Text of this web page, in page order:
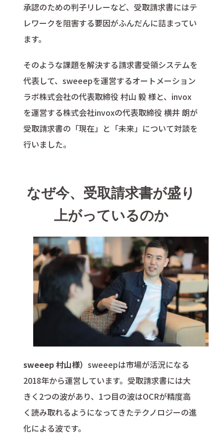
承認のための判子リレーなど、受取請求書にはテ
レワークを阻害する要因がふんだんに詰まってい
ます。
そのような課題を解決する請求書受領システムを
代表して、sweeepを運営するオートメーション
ラボ株式会社の代表取締役 村山 毅 様と、invox
を運営する株式会社invoxの代表取締役 横井 朗が
受取請求書の「現在」と「未来」について対談を
行いました。
なぜ今、受取請求書が盛り
上がっているのか
sweeep 村山様）sweeepは市場が活況になる
2018年から運営しています。受取請求書には大
きく2つの波があり、1つ目の波はOCRが精度高
く読み取れるようになってきたテクノロジーの進
化による波です。